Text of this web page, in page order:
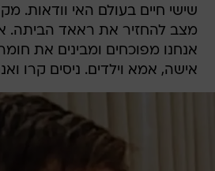
שישי חיים בעולם האי וודאות.
מצב להחזיר את ראאד הביתה.
אנחנו מפוכחים ומבינים את
אישה, אמא וילדים. ניסים קרו